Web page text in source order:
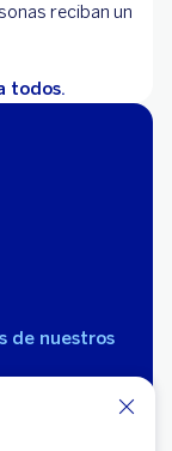
reciban un
todos.
de nuestros